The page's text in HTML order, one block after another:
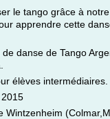
le tango grâce à notre
apprendre cette
danse de Tango
élèves intermédiaires.
Wintzenheim